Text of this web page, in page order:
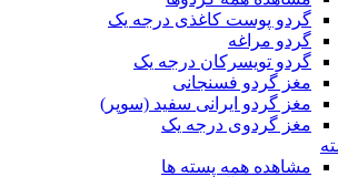
گردو پوست کاغذی درجه یک
گردو مراغه
گردو تویسرکان درجه یک
مغز گردو فسنجانی
مغز گردو ایرانی سفید (سوپر)
مغز گردوی درجه یک
مشاهده همه پسته ها